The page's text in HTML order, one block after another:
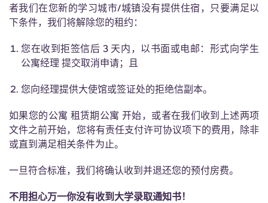
Portuguese
者我们在您新的学习城市/城镇没有提供住宿，只要满足以
下条件，我们将解除您的租约：
您在收到拒签信后 3 天内，以书面或电邮：形式向学生
公寓经理 提交取消申请；且
您向经理提供大使馆或签证处的拒绝信副本。
如果您的公寓 租赁期公寓 开始，或者在我们收到上述两项
文件之前开始，您将有责任支付许可协议项下的费用，除非
或直到满足相关条件为止。
一旦符合标准，我们将确认收到并退还您的预付房费。
不用担心万一你没有收到大学录取通知书！